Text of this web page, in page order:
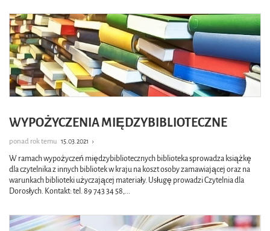
WYPOŻYCZENIA MIĘDZYBIBLIOTECZNE
ponad rok temu 15.03.2021 ›
W ramach wypożyczeń międzybibliotecznych biblioteka sprowadza książkę
dla czytelnika z innych bibliotek w kraju na koszt osoby zamawiającej oraz na
warunkach biblioteki użyczającej materiały. Usługę prowadzi Czytelnia dla
Dorosłych. Kontakt: tel. 89 743 34 58,...